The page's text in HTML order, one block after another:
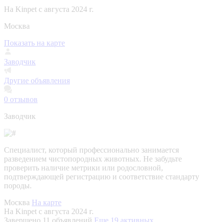
На Kinpet c августа 2024 г.
Москва
Показать на карте
Заводчик
Другие объявления
0 отзывов
Заводчик
Специалист, который профессионально занимается
разведением чистопородных животных. Не забудьте
проверить наличие метрики или родословной,
подтверждающей регистрацию и соответствие стандарту
породы.
Москва На карте
На Kinpet c августа 2024 г.
Завершено 11 объявлений Еще 19 активных